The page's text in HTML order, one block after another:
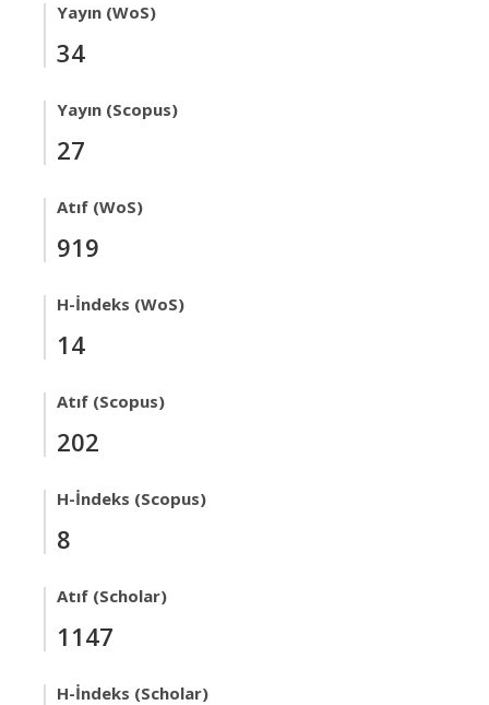
Yayın (WoS)
34
Yayın (Scopus)
27
Atıf (WoS)
919
H-İndeks (WoS)
14
Atıf (Scopus)
202
H-İndeks (Scopus)
8
Atıf (Scholar)
1147
H-İndeks (Scholar)